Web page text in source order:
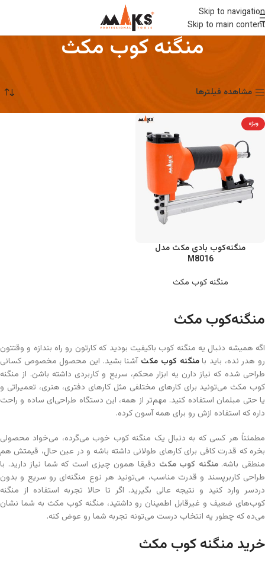
Skip to navigation
Skip to main content
منگنه‌ کوب مکث
مشاهده فیلترها
ویژه
منگنه‌کوب بادی مکث مدل
M8016
منگنه‌ کوب مکث
منگنه‌کوب مکث
اگه همیشه دنبال یه منگنه کوب باکیفیت بودید که کارتون رو راه بندازه و وقتتون
رو هدر نده، باید بامنگنه کوب مکث آشنا بشید. این محصول مخصوص کسانی
طراحی شده که نیاز دارن یه ابزار محکم، سریع و کاربردی داشته باشن. از منگنه
کوب مکث می‌تونید برای کارهای مختلفی مثل کارهای دفتری، هنری، تعمیراتی و
یا حتی مبلمان استفاده کنید. مهم‌تر از همه، این دستگاه طراحی‌ای ساده و راحت
داره که استفاده ازش رو برای همه آسون کرده.
مطمئناً هر کسی که به دنبال یک منگنه کوب خوب می‌گرده، می‌خواد محصولی
بخره که قدرت کافی برای کارهای طولانی داشته باشه و در عین حال، قیمتش هم
منطقی باشه.منگنه کوب مکث دقیقا همون چیزی است که شما نیاز دارید. با
طراحی کاربرپسند و قدرت مناسب، می‌تونید هر نوع منگنه‌ای رو سریع و بدون
دردسر وارد کنید و نتیجه عالی بگیرید. اگر تا حالا تجربه استفاده از منگنه
کوب‌های ضعیف و غیرقابل اطمینان رو داشتید، منگنه کوب مکث به شما نشان
می‌ده که چطور یه انتخاب درست می‌تونه تجربه شما رو عوض کنه.
خرید منگنه کوب مکث